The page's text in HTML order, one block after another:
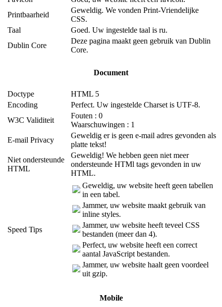
Printbaarheid
Geweldig. We vonden Print-Vriendelijke
CSS.
Taal
Goed. Uw ingestelde taal is ru.
Dublin Core
Deze pagina maakt geen gebruik van Dublin
Core.
Document
Doctype
HTML 5
Encoding
Perfect. Uw ingestelde Charset is UTF-8.
W3C Validiteit
Fouten : 0
Waarschuwingen : 1
E-mail Privacy
Geweldig er is geen e-mail adres gevonden als
platte tekst!
Niet ondersteunde
HTML
Geweldig! We hebben geen niet meer
ondersteunde HTMl tags gevonden in uw
HTML.
Speed Tips
Geweldig, uw website heeft geen tabellen
in een tabel.
Jammer, uw website maakt gebruik van
inline styles.
Jammer, uw website heeft teveel CSS
bestanden (meer dan 4).
Perfect, uw website heeft een correct
aantal JavaScript bestanden.
Jammer, uw website haalt geen voordeel
uit gzip.
Mobile